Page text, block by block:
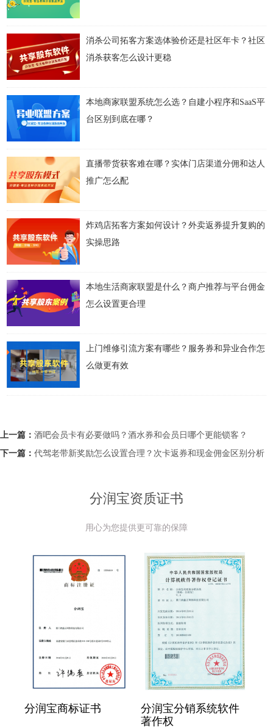
消杀公司拓客方案选体验价还是社区年卡？社区
消杀获客怎么设计更稳
本地商家联盟系统怎么选？自建小程序和SaaS平
台区别到底在哪？
直播带货获客难在哪？实体门店渠道分佣和达人
推广怎么配
炸鸡店拓客方案如何设计？外卖返券提升复购的
实操思路
本地生活商家联盟是什么？商户推荐与平台佣金
怎么设置更合理
上门维修引流方案有哪些？服务券和异业合作怎
么做更有效
上一篇： 酒吧会员卡有必要做吗？酒水券和会员日哪个更能锁客？
下一篇： 代驾老带新奖励怎么设置合理？次卡返券和现金佣金区别分析
分润宝资质证书
用心为您提供更可靠的保障
分润宝商标证书
分润宝分销系统软件
著作权